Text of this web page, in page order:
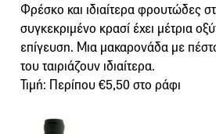
Φρέσκο και ιδιαίτερα φρουτώδες
συγκεκριμένο κρασί έχει μέτρια
επίγευση. Μια μακαρονάδα με
του ταιριάζουν ιδιαίτερα.
Τιμή: Περίπου €5,50 στο ράφι